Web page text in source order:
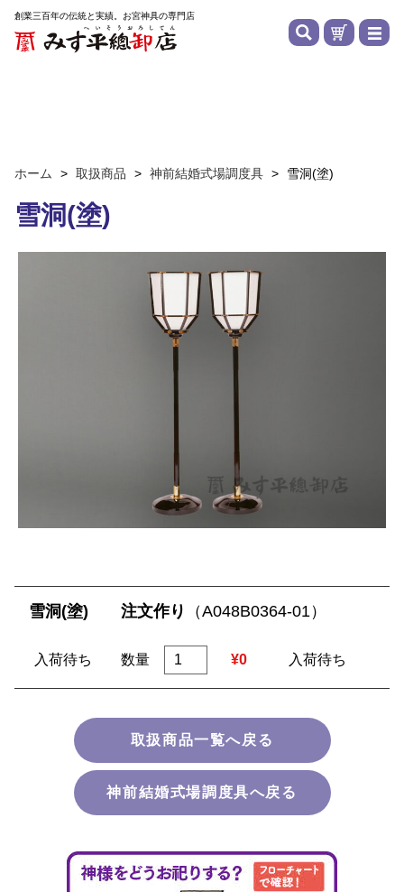
創業三百年の伝統と実績。お宮神具の専門店
ホーム > 取扱商品 > 神前結婚式場調度具 > 雪洞(塗)
雪洞(塗)
雪洞(塗) 注文作り （A048B0364-01）
入荷待ち 数量 ¥0 入荷待ち
取扱商品一覧へ戻る
神前結婚式場調度具へ戻る